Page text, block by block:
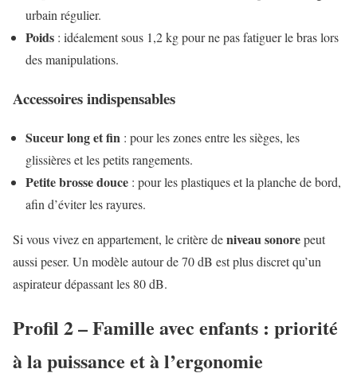
urbain régulier.
Poids : idéalement sous 1,2 kg pour ne pas fatiguer le bras lors
des manipulations.
Accessoires indispensables
Suceur long et fin : pour les zones entre les sièges, les
glissières et les petits rangements.
Petite brosse douce : pour les plastiques et la planche de bord,
afin d’éviter les rayures.
Si vous vivez en appartement, le critère deniveau sonorepeut
aussi peser. Un modèle autour de 70 dB est plus discret qu’un
aspirateur dépassant les 80 dB.
Profil 2 – Famille avec enfants : priorité
à la puissance et à l’ergonomie